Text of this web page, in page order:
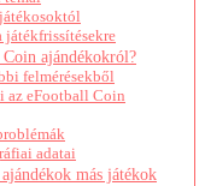
játékfrissítésekre
ajándékokról?
felmérésekből
az eFootball Coin
adatai
más játékok